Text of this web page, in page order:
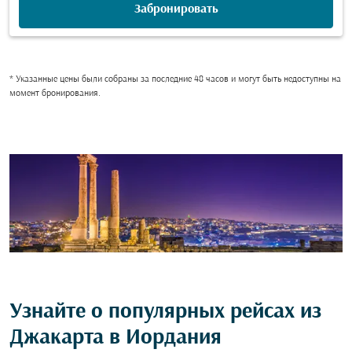
Забронировать
* Указанные цены были собраны за последние 48 часов и могут быть недоступны на
момент бронирования.
Узнайте о популярных рейсах из
Джакарта в Иордания